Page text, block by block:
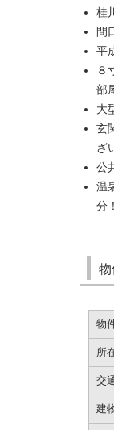
桂
間
平
８
部
大
玄
ざ
公
温
分！
物
物
所
交
建